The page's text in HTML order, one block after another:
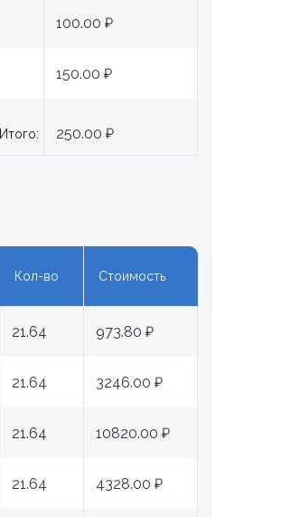
100.00 ₽
150.00 ₽
Итого: 250.00 ₽
Кол-во Стоимость
21.64 973.80 ₽
21.64 3246.00 ₽
21.64 10820.00 ₽
21.64 4328.00 ₽